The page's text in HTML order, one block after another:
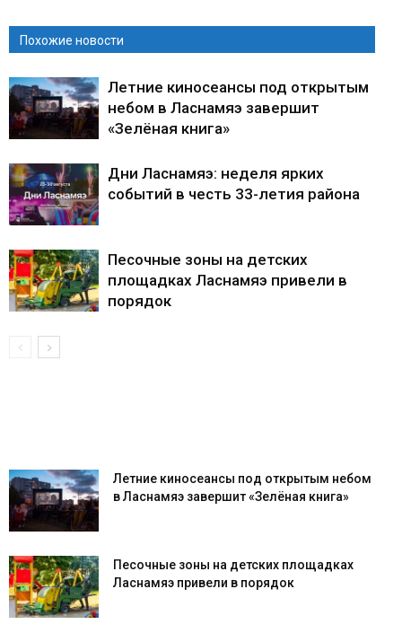
Похожие новости
Летние киносеансы под открытым
небом в Ласнамяэ завершит
«Зелёная книга»
Дни Ласнамяэ: неделя ярких
событий в честь 33-летия района
Песочные зоны на детских
площадках Ласнамяэ привели в
порядок
Летние киносеансы под открытым небом
в Ласнамяэ завершит «Зелёная книга»
Песочные зоны на детских площадках
Ласнамяэ привели в порядок